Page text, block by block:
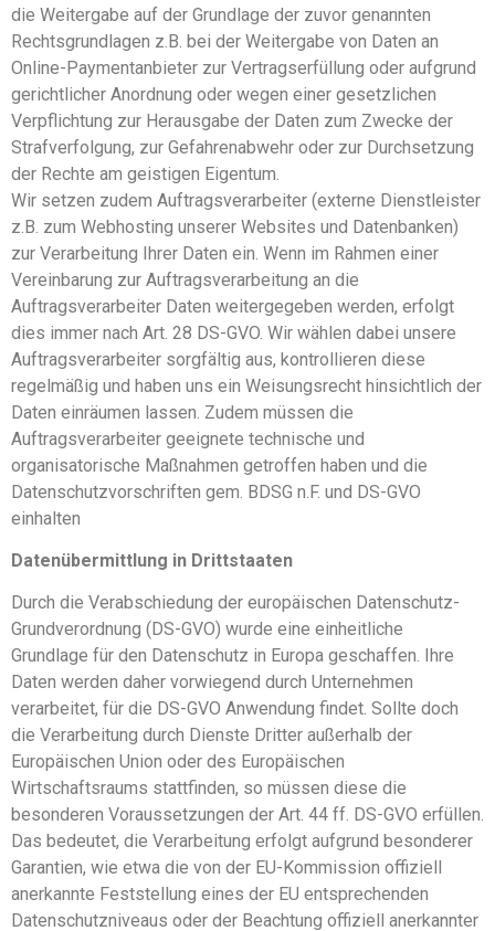
die Weitergabe auf der Grundlage der zuvor genannten
Rechtsgrundlagen z.B. bei der Weitergabe von Daten an
Online-Paymentanbieter zur Vertragserfüllung oder aufgrund
gerichtlicher Anordnung oder wegen einer gesetzlichen
Verpflichtung zur Herausgabe der Daten zum Zwecke der
Strafverfolgung, zur Gefahrenabwehr oder zur Durchsetzung
der Rechte am geistigen Eigentum.
Wir setzen zudem Auftragsverarbeiter (externe Dienstleister
z.B. zum Webhosting unserer Websites und Datenbanken)
zur Verarbeitung Ihrer Daten ein. Wenn im Rahmen einer
Vereinbarung zur Auftragsverarbeitung an die
Auftragsverarbeiter Daten weitergegeben werden, erfolgt
dies immer nach Art. 28 DS-GVO. Wir wählen dabei unsere
Auftragsverarbeiter sorgfältig aus, kontrollieren diese
regelmäßig und haben uns ein Weisungsrecht hinsichtlich der
Daten einräumen lassen. Zudem müssen die
Auftragsverarbeiter geeignete technische und
organisatorische Maßnahmen getroffen haben und die
Datenschutzvorschriften gem. BDSG n.F. und DS-GVO
einhalten
Datenübermittlung in Drittstaaten
Durch die Verabschiedung der europäischen Datenschutz-
Grundverordnung (DS-GVO) wurde eine einheitliche
Grundlage für den Datenschutz in Europa geschaffen. Ihre
Daten werden daher vorwiegend durch Unternehmen
verarbeitet, für die DS-GVO Anwendung findet. Sollte doch
die Verarbeitung durch Dienste Dritter außerhalb der
Europäischen Union oder des Europäischen
Wirtschaftsraums stattfinden, so müssen diese die
besonderen Voraussetzungen der Art. 44 ff. DS-GVO erfüllen.
Das bedeutet, die Verarbeitung erfolgt aufgrund besonderer
Garantien, wie etwa die von der EU-Kommission offiziell
anerkannte Feststellung eines der EU entsprechenden
Datenschutzniveaus oder der Beachtung offiziell anerkannter